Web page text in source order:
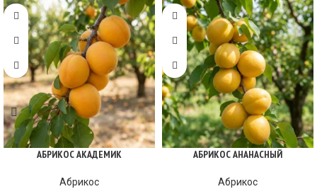
АБРИКОС АКАДЕМИК
Абрикос
АБРИКОС АНАНАСНЫЙ
Абрикос